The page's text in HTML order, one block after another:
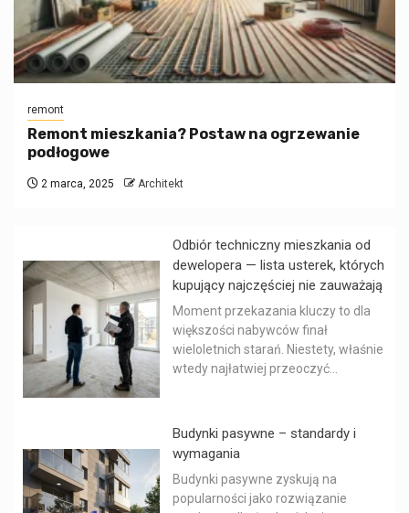
remont
Remont mieszkania? Postaw na ogrzewanie
podłogowe
2 marca, 2025 Architekt
Odbiór techniczny mieszkania od
dewelopera — lista usterek, których
kupujący najczęściej nie zauważają
Moment przekazania kluczy to dla
większości nabywców finał
wieloletnich starań. Niestety, właśnie
wtedy najłatwiej przeoczyć...
Budynki pasywne – standardy i
wymagania
Budynki pasywne zyskują na
popularności jako rozwiązanie